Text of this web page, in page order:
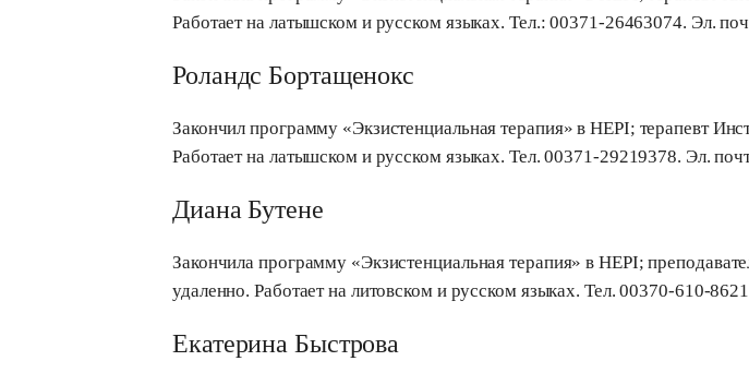
Работает на латышском и русском языках. Teл.: 00371-26463074. Эл.
Роландс Бортащенокс
Закончил программу «Экзистенциальная терапия» в HEPI; терапевт
Работает на латышском и русском языках. Тел. 00371-29219378. Эл.
Диана Бутене
Закончила программу «Экзистенциальная терапия» в HEPI;
удаленно. Работает на литовском и русском языках. Teл. 00370-610-
Екатерина Быстрова